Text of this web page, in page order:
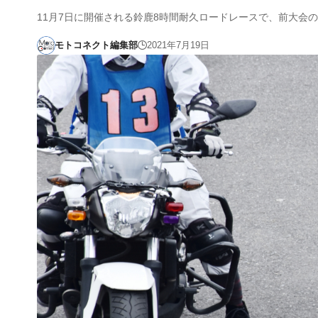
11月7日に開催される鈴鹿8時間耐久ロードレースで、前大会
モトコネクト編集部 2021年7月19日